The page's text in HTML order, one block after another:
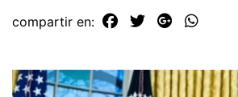
compartir en: